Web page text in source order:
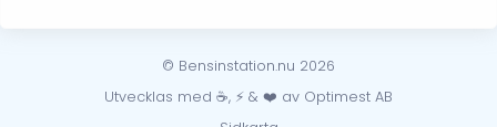
© Bensinstation.nu 2026
Utvecklas med ☕, ⚡ & ❤️ av Optimest AB